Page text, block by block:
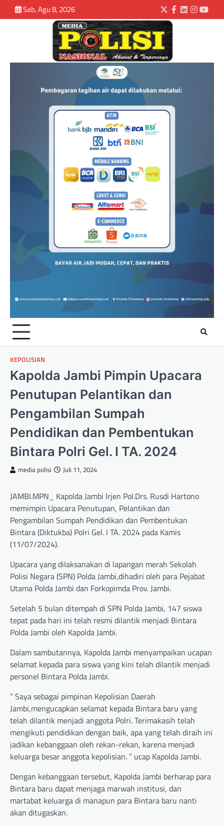
Sab, Agu 8, 2026
KEPOLISIAN
Kapolda Jambi Pimpin Upacara
Penutupan Pelantikan dan
Pengambilan Sumpah
Pendidikan dan Pembentukan
Bintara Polri Gel. I TA. 2024
media polisi Juli 11, 2024
JAMBI.MPN_ Kapolda Jambi Irjen Pol.Drs. Rusdi Hartono
memimpin Upacara Penutupan, Pelantikan dan
Pengambilan Sumpah Pendidikan dan Pembentukan
Bintara (Diktukba) Polri Gel. I TA. 2024 pada Kamis
(11/07/2024).
Upacara yang dilaksanakan di lapangan merah Sekolah
Polisi Negara (SPN) Polda Jambi,dihadiri oleh para Pejabat
Utama Polda Jambi dan Forkopimda Prov. Jambi.
Setelah 5 bulan ditempah di SPN Polda Jambi, 147 siswa
tepat pada hari ini telah resmi dilantik menjadi Bintara
Polda Jambi oleh Kapolda Jambi.
Dalam sambutannya, Kapolda Jambi menyampaikan ucapan
selamat kepada para siswa yang kini telah dilantik menjadi
personel Bintara Polda Jambi.
” Saya sebagai pimpinan Kepolisian Daerah
Jambi,mengucapkan selamat kepada Bintara baru yang
telah dilantik menjadi anggota Polri. Terimakasih telah
mengikuti pendidikan dengan baik, apa yang telah diraih ini
jadikan kebanggaan oleh rekan-rekan, karena menjadi
keluarga besar anggota kepolisian. ” ucap Kapolda Jambi.
Dengan kebanggaan tersebut, Kapolda Jambi berharap para
Bintara baru dapat menjaga marwah institusi, dan
martabat keluarga di manapun para Bintara baru nanti
akan ditugaskan.